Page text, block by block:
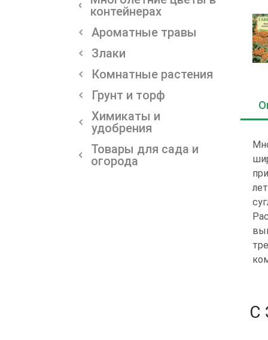
контейнерах
Ароматные травы
Злаки
Комнатные растения
Грунт и торф
Химикаты и
удобрения
Товары для сада и
огорода
С